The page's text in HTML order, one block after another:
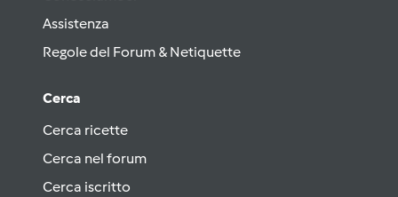
Assistenza
Regole del Forum & Netiquette
Cerca
Cerca ricette
Cerca nel forum
Cerca iscritto